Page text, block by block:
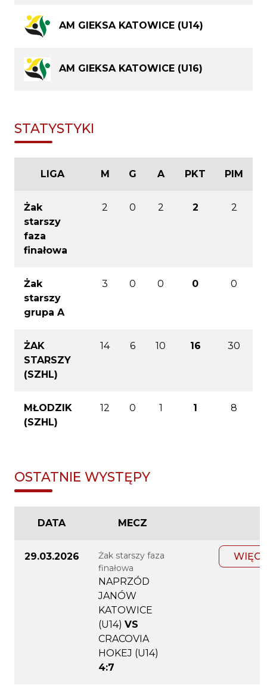
AM GIEKSA KATOWICE (U14)
AM GIEKSA KATOWICE (U16)
STATYSTYKI
LIGA M G A PKT PIM
Żak
starszy
faza
finałowa
2 0 2 2 2
Żak
starszy
grupa A
3 0 0 0 0
ŻAK
STARSZY
(SZHL)
14 6 10 16 30
MŁODZIK
(SZHL)
12 0 1 1 8
OSTATNIE WYSTĘPY
DATA MECZ
29.03.2026
Żak starszy faza
finałowa
NAPRZÓD
JANÓW
KATOWICE
(U14) VS
CRACOVIA
HOKEJ (U14)
4:7